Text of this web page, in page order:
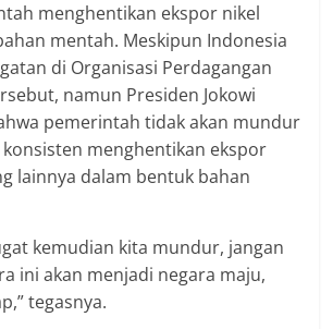
menghentikan ekspor nikel
mentah. Meskipun Indonesia
di Organisasi Perdagangan
namun Presiden Jokowi
pemerintah tidak akan mundur
menghentikan ekspor
lainnya dalam bentuk bahan
kemudian kita mundur, jangan
ini akan menjadi negara maju,
tegasnya.